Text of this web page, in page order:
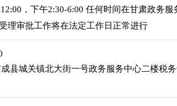
，下午2:30-6:00 任何时间在甘肃政务
理审批工作将在法定工作日正常进行
县城关镇北大街一号政务服务中心二楼税